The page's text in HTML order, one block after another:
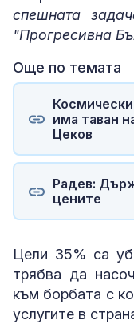
спешната
"Прогресивна
Още по темата
има таван
Цеков
Радев:
цените
Цели 35% са
трябва да
към борбата с
услугите в